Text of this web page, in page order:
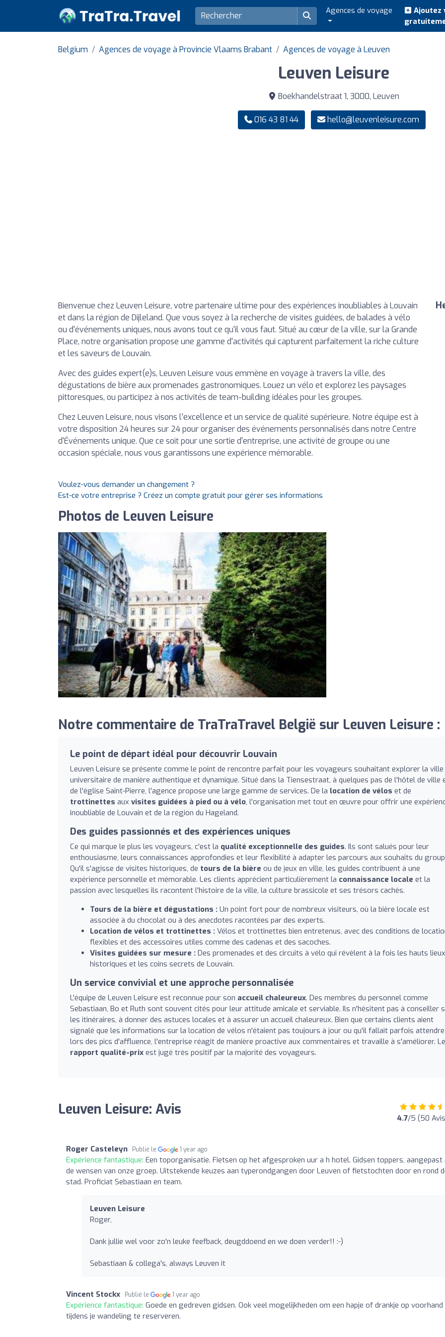
Agences de voyage
Ajoutez
Belgium Agences de voyage à Provincie Vlaams Brabant Agences de voyage à Leuven
Leuven Leisure
Boekhandelstraat 1, 3000, Leuven
016 43 81 44 hello@leuvenleisure.com
Bienvenue chez Leuven Leisure, votre partenaire ultime pour des expériences inoubliables à Louvain
et dans la région de Dijleland. Que vous soyez à la recherche de visites guidées, de balades à vélo
ou d'événements uniques, nous avons tout ce qu'il vous faut. Situé au cœur de la ville, sur la Grande
Place, notre organisation propose une gamme d'activités qui capturent parfaitement la riche culture
et les saveurs de Louvain.
Avec des guides expert(e)s, Leuven Leisure vous emmène en voyage à travers la ville, des
dégustations de bière aux promenades gastronomiques. Louez un vélo et explorez les paysages
pittoresques, ou participez à nos activités de team-building idéales pour les groupes.
Chez Leuven Leisure, nous visons l'excellence et un service de qualité supérieure. Notre équipe est à
votre disposition 24 heures sur 24 pour organiser des événements personnalisés dans notre Centre
d'Événements unique. Que ce soit pour une sortie d'entreprise, une activité de groupe ou une
occasion spéciale, nous vous garantissons une expérience mémorable.
Voulez-vous demander un changement ?
Est-ce votre entreprise ? Créez un compte gratuit pour gérer ses informations
Photos de Leuven Leisure
Notre commentaire de TraTraTravel België sur Leuven Leisure :
Le point de départ idéal pour découvrir Louvain
Leuven Leisure se présente comme le point de rencontre parfait pour les voyageurs souhaitant explorer la ville
universitaire de manière authentique et dynamique. Situé dans la Tiensestraat, à quelques pas de l'hôtel de ville
de l'église Saint-Pierre, l'agence propose une large gamme de services. De la location de vélos et de
trottinettes aux visites guidées à pied ou à vélo, l'organisation met tout en œuvre pour offrir une
inoubliable de Louvain et de la région du Hageland.
Des guides passionnés et des expériences uniques
Ce qui marque le plus les voyageurs, c'est la qualité exceptionnelle des guides. Ils sont salués pour leur
enthousiasme, leurs connaissances approfondies et leur flexibilité à adapter les parcours aux souhaits du
Qu'il s'agisse de visites historiques, de tours de la bière ou de jeux en ville, les guides contribuent à une
expérience personnelle et mémorable. Les clients apprécient particulièrement la connaissance locale et la
passion avec lesquelles ils racontent l'histoire de la ville, la culture brassicole et ses trésors cachés.
Tours de la bière et dégustations : Un point fort pour de nombreux visiteurs, où la bière locale est
associée à du chocolat ou à des anecdotes racontées par des experts.
Location de vélos et trottinettes : Vélos et trottinettes bien entretenus, avec des conditions de
flexibles et des accessoires utiles comme des cadenas et des sacoches.
Visites guidées sur mesure : Des promenades et des circuits à vélo qui révèlent à la fois les hauts lieux
historiques et les coins secrets de Louvain.
Un service convivial et une approche personnalisée
L'équipe de Leuven Leisure est reconnue pour son accueil chaleureux. Des membres du personnel comme
Sebastiaan, Bo et Ruth sont souvent cités pour leur attitude amicale et serviable. Ils n'hésitent pas à conseiller
les itinéraires, à donner des astuces locales et à assurer un accueil chaleureux. Bien que certains clients aient
signalé que les informations sur la location de vélos n'étaient pas toujours à jour ou qu'il fallait parfois attendre
lors des pics d'affluence, l'entreprise réagit de manière proactive aux commentaires et travaille à s'améliorer. Le
rapport qualité-prix est jugé très positif par la majorité des voyageurs.
Leuven Leisure: Avis 4.7/5 (50
Roger Casteleyn Publié le 1 year ago
Expérience fantastique: Een toporganisatie. Fietsen op het afgesproken uur a h hotel. Gidsen toppers, aangepast
de wensen van onze groep. Uitstekende keuzes aan typerondgangen door Leuven of fietstochten door en rond
stad. Proficiat Sebastiaan en team.
Leuven Leisure
Roger,
Dank jullie wel voor zo'n leuke feefback, deugddoend en we doen verder!! :-)
Sebastiaan & collega's, always Leuven it
Vincent Stockx Publié le 1 year ago
Expérience fantastique: Goede en gedreven gidsen. Ook veel mogelijkheden om een hapje of drankje op voorhand
tijdens je wandeling te reserveren.